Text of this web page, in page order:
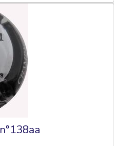
PIERRE MIGNON n°138aa